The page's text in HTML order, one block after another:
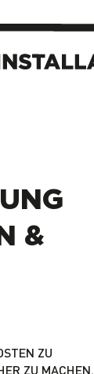
&
ZU S
ZU MACHEN. B